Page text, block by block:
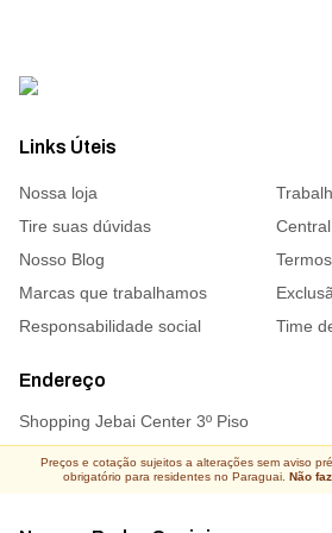
Links Úteis
Nossa loja
Tire suas dúvidas
Nosso Blog
Marcas que trabalhamos
Responsabilidade social
Time
Endereço
Shopping Jebai Center 3º Piso
Preços e cotação sujeitos a alterações sem aviso
obrigatório para residentes no Paraguai. Não